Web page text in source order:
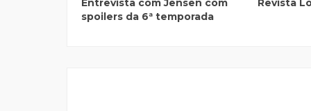
spoilers da 6ª temporada